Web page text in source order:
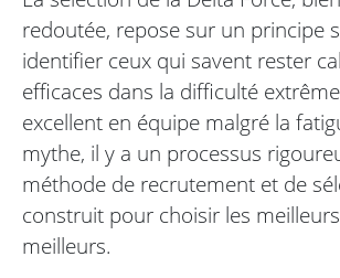
redoutée, repose sur un principe
identifier ceux qui savent rester
efficaces dans la difficulté
excellent en équipe malgré la
mythe, il y a un processus
méthode de recrutement et de
construit pour choisir les
meilleurs.